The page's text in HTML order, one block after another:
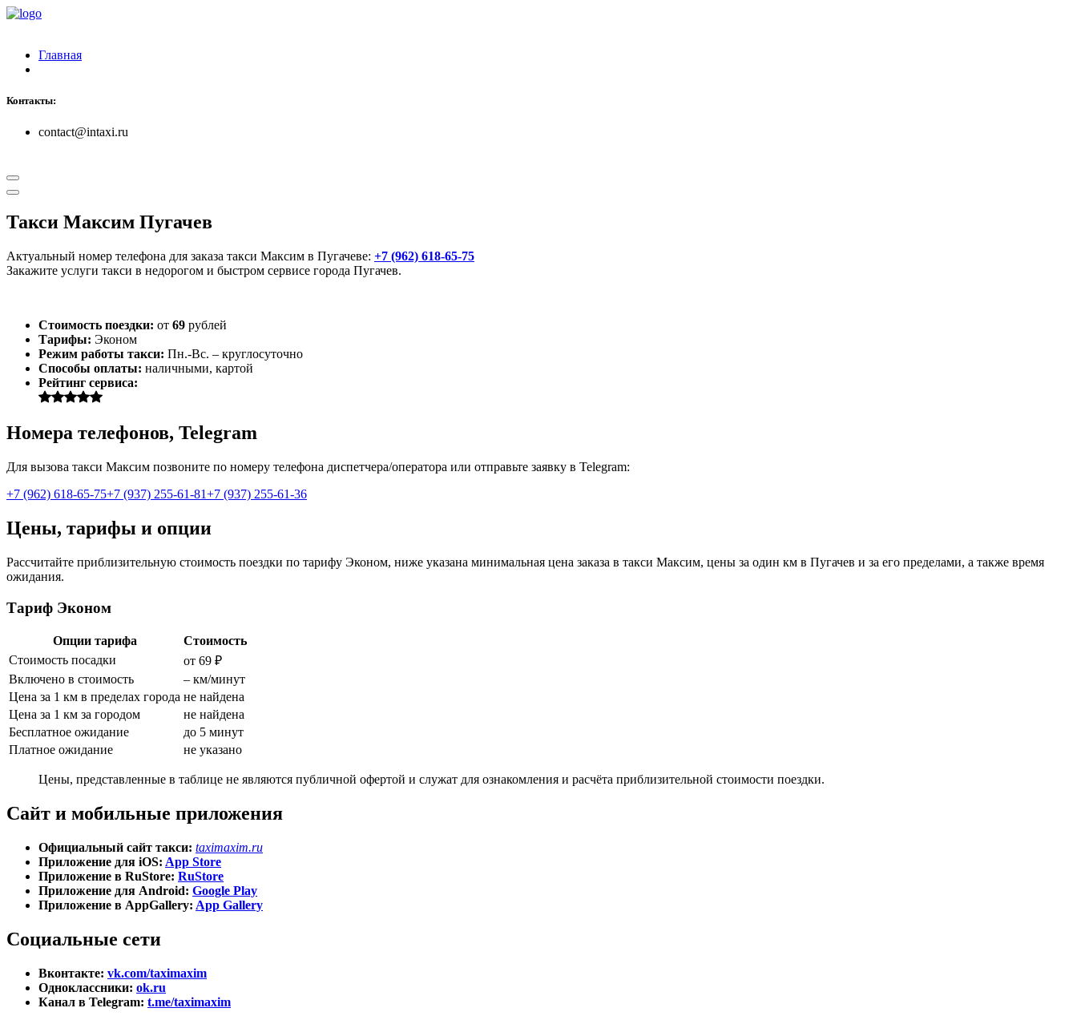
Главная
Контакты:
contact@intaxi.ru
Такси Максим Пугачев
Актуальный номер телефона для заказа такси Максим в Пугачеве: +7 (962) 618-65-75
Закажите услуги такси в недорогом и быстром сервисе города Пугачев.
Стоимость поездки: от 69 рублей
Тарифы: Эконом
Режим работы такси: Пн.-Вс. – круглосуточно
Способы оплаты: наличными, картой
Рейтинг сервиса:
Номера телефонов, Telegram
Для вызова такси Максим позвоните по номеру телефона диспетчера/оператора или отправьте заявку в Telegram:
+7 (962) 618-65-75+7 (937) 255-61-81+7 (937) 255-61-36
Цены, тарифы и опции
Рассчитайте приблизительную стоимость поездки по тарифу Эконом, ниже указана минимальная цена заказа в такси Максим, цены за один км в Пугачев и за его пределами, а также время
ожидания.
Тариф Эконом
Опции тарифа
Стоимость
Стоимость посадки
от 69 ₽
Включено в стоимость
– км/минут
Цена за 1 км в пределах города не найдена
Цена за 1 км за городом
не найдена
Бесплатное ожидание
до 5 минут
Платное ожидание
не указано
Цены, представленные в таблице не являются публичной офертой и служат для ознакомления и расчёта приблизительной стоимости поездки.
Сайт и мобильные приложения
Официальный сайт такси: taximaxim.ru
Приложение для iOS: App Store
Приложение в RuStore: RuStore
Приложение для Android: Google Play
Приложение в AppGallery: App Gallery
Социальные сети
Вконтакте: vk.com/taximaxim
Одноклассники: ok.ru
Канал в Telegram: t.me/taximaxim